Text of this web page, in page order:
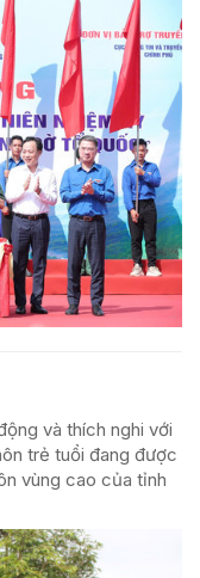
và thích nghi với
trẻ tuổi đang được
vùng cao của tỉnh